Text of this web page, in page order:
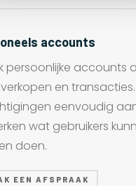
accounts
persoonlijke accounts
en transacties.
eenvoudig
wat gebruikers
doen.
EEN AFSPRAAK